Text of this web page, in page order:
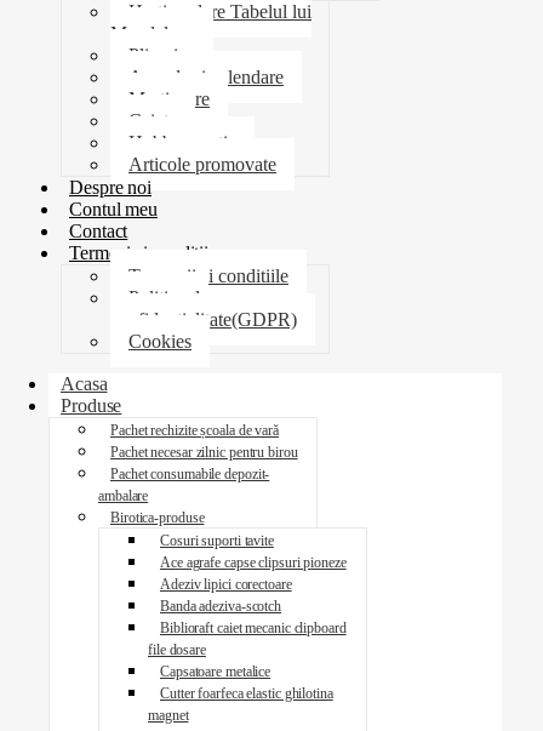
Harti scolare Tabelul lui
Mendeleev
Plicuri
Agende si calendare
Martisoare
Caiete
Hobby creatie
Articole promovate
Despre noi
Contul meu
Contact
Termeni si conditii
Termenii si conditiile
Politica de
confidentialitate(GDPR)
Cookies
Acasa
Produse
Pachet rechizite școala de vară
Pachet necesar zilnic pentru birou
Pachet consumabile depozit-
ambalare
Birotica-produse
Cosuri suporti tavite
Ace agrafe capse clipsuri pioneze
Adeziv lipici corectoare
Banda adeziva-scotch
Biblioraft caiet mecanic clipboard
file dosare
Capsatoare metalice
Cutter foarfeca elastic ghilotina
magnet